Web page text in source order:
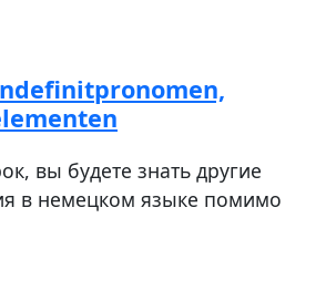
вы будете знать другие
в немецком языке помимо